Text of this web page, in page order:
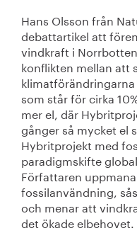
Hans Olsson från
debattartikel att
vindkraft i
konflikten mellan att
som står för cirka
mer el, där
gånger så mycket el
Hybritprojekt med
paradigmskifte
Författaren
fossilanvändning,
och menar att
det ökade elbehovet.